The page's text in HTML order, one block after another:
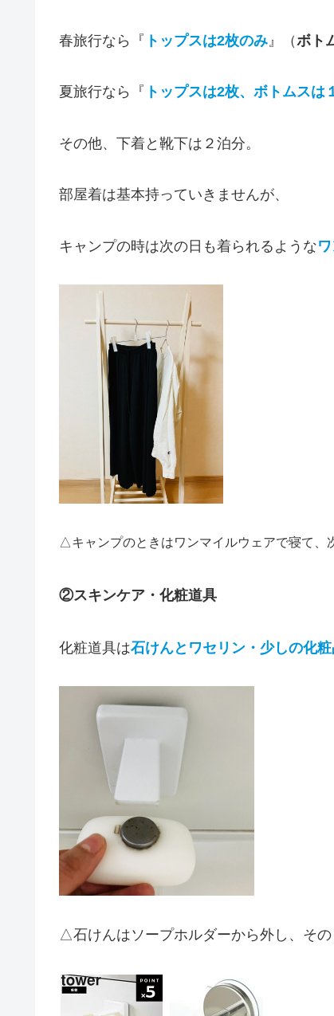
春旅行なら『 トップスは2枚のみ』（ボト
夏旅行なら『 トップスは2枚、ボトムスは
その他、下着と靴下は２泊分。
部屋着は基本持っていきませんが、
キャンプの時は次の日も着られるような
△キャンプのときはワンマイルウェアで寝て、
②スキンケア・化粧道具
化粧道具は石けんとワセリン・少しの化
△石けんはソープホルダーから外し、その